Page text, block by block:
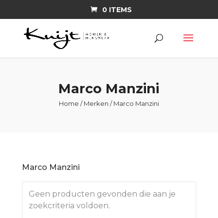
0 ITEMS
Marco Manzini
Home /Merken / Marco Manzini
Marco Manzini
Geen producten gevonden die aan je
zoekcriteria voldoen.